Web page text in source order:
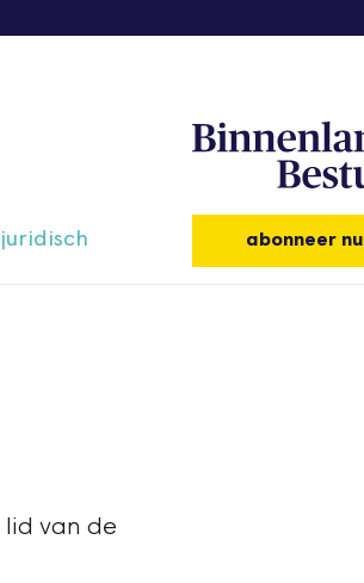
juridisch abonneer nu
lid van de